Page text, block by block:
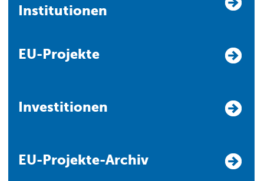
Institutionen
EU-Projekte
Investitionen
EU-Projekte-Archiv